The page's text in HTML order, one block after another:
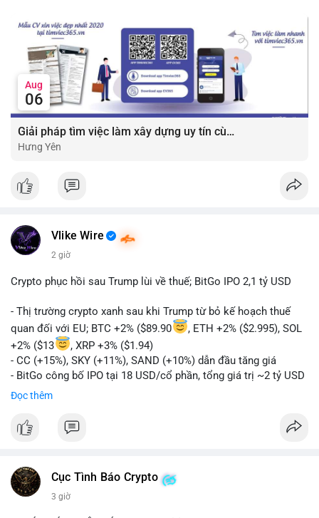
📰 Nguồn: Cointelegraph
Aug
06
Giải pháp tìm việc làm xây dựng uy tín cùng mức lương thưởng hấp dẫn ?️
Hưng Yên
Vlike Wire
2 giờ
Crypto phục hồi sau Trump lùi về thuế; BitGo IPO 2,1 tỷ USD
- Thị trường crypto xanh sau khi Trump từ bỏ kế hoạch thuế
quan đối với EU; BTC +2% ($89.90
, ETH +2% ($2.995), SOL
+2% ($13
, XRP +3% ($1.94)
- CC (+15%), SKY (+11%), SAND (+10%) dẫn đầu tăng giá
- BitGo công bố IPO tại 18 USD/cổ phần, tổng giá trị ~2 tỷ USD
- Vitalik Buterin đề xuất DVT staking bản địa để tăng cường
bảo mật và phi tập trung Ethereum
- Hong Kong phát hành giấy phép stablecoin mới với yêu cầu
tuân thủ nghiêm ngặt
- Trump hy vọng ký vào luật cấu trúc thị trường crypto sớm
nonostante sự bất đồng trong Quốc hội
- Saga’s EVM blockchain ngừng hoạt động sau cuộc tấn công
Đọc thêm
Cục Tình Báo Crypto
3 giờ